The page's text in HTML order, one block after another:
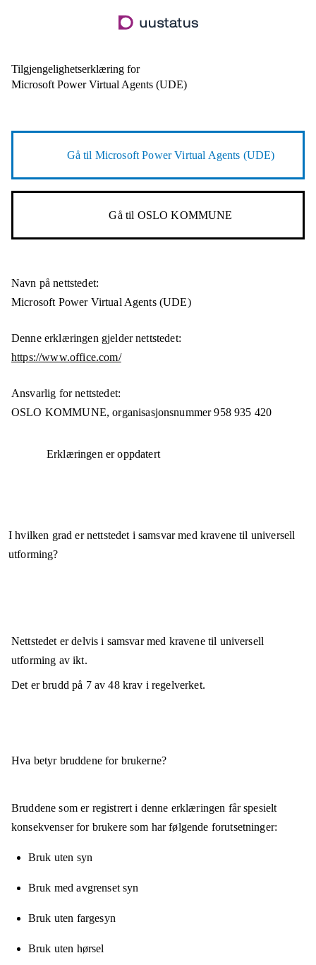
til
Tilgjengelighetserklæring for
Microsoft Power Virtual Agents (UDE)
Gå til Microsoft Power Virtual Agents (UDE)
Gå til OSLO KOMMUNE
Navn på nettstedet:
Microsoft Power Virtual Agents (UDE)
Denne erklæringen gjelder nettstedet:
https://www.office.com/
Ansvarlig for nettstedet:
OSLO KOMMUNE,organisasjonsnummer 958 935 420
Erklæringen er oppdatert
I hvilken grad er nettstedet i samsvar med kravene til universell
utforming?
Nettstedet erdelvis i samsvarmed kravene til universell
utforming av ikt.
Det er brudd på 7av48krav i regelverket.
Hva betyr bruddene for brukerne?
Bruddene som er registrert i denne erklæringen får spesielt
konsekvenser for brukere som har følgende forutsetninger:
Bruk uten syn
Bruk med avgrenset syn
Bruk uten fargesyn
Bruk uten hørsel